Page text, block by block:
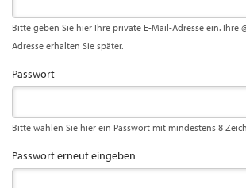
Bitte geben Sie hier Ihre private E-Mail-Adresse ein. Ihre
Adresse erhalten Sie später.
Passwort
Bitte wählen Sie hier ein Passwort mit mindestens 8
Passwort erneut eingeben